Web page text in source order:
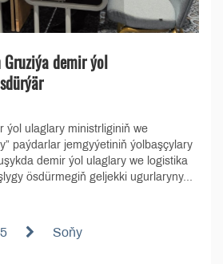
demir ýol
ýol ulaglary ministrliginiň we
paýdarlar jemgyýetiniň ýolbaşçylary
demir ýol ulaglary we logistika
ösdürmegiň geljekki ugurlaryny...
5 Soňy